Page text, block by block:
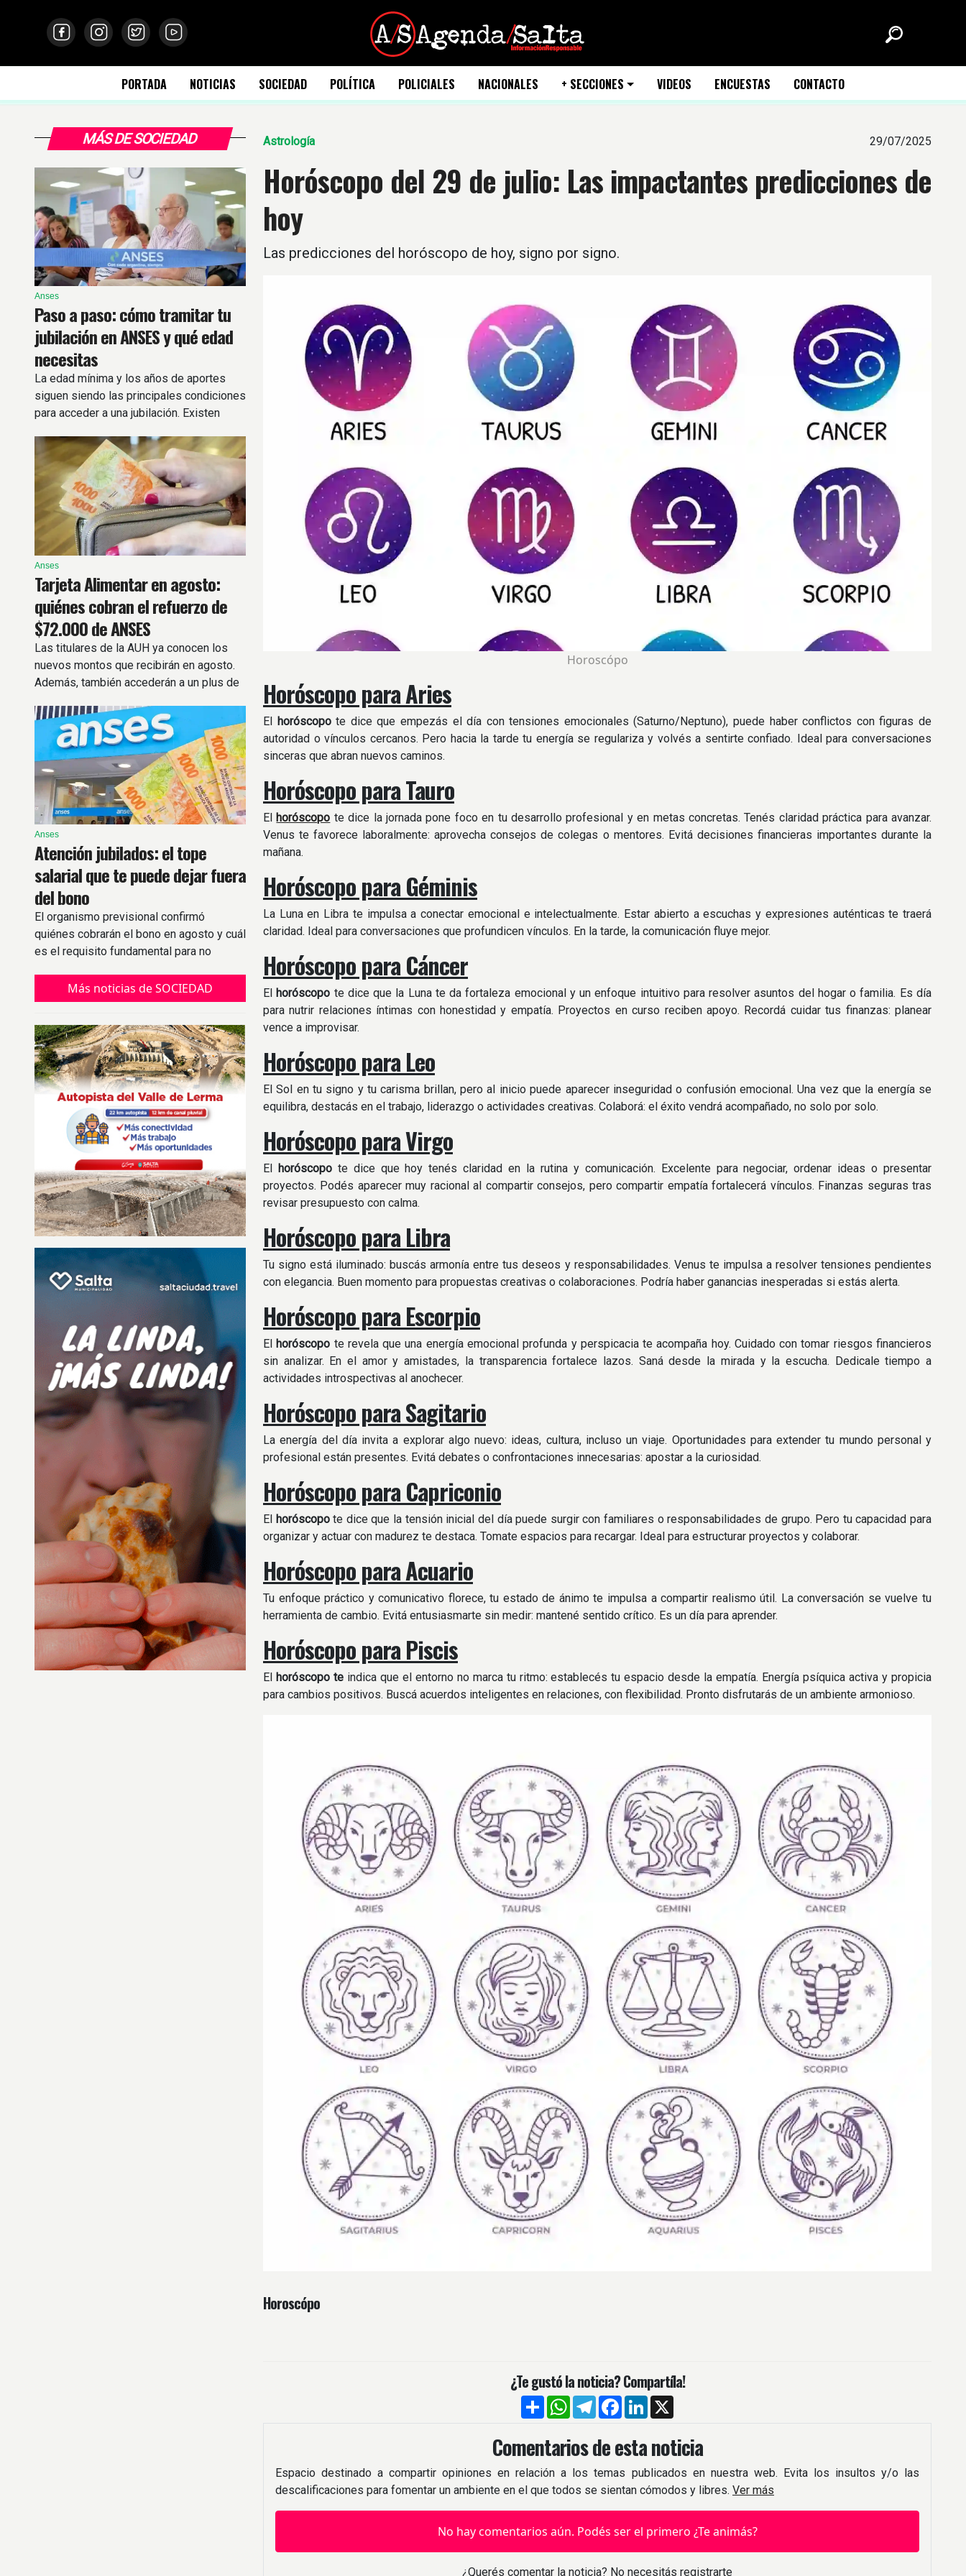
PORTADA NOTICIAS SOCIEDAD POLÍTICA POLICIALES NACIONALES + SECCIONES VIDEOS ENCUESTAS CONTACTO
MÁS DE SOCIEDAD
Anses
Paso a paso: cómo tramitar tu
jubilación en ANSES y qué edad
necesitas
La edad mínima y los años de aportes
siguen siendo las principales condiciones
para acceder a una jubilación. Existen
Anses
Tarjeta Alimentar en agosto:
quiénes cobran el refuerzo de
$72.000 de ANSES
Las titulares de la AUH ya conocen los
nuevos montos que recibirán en agosto.
Además, también accederán a un plus de
Anses
Atención jubilados: el tope
salarial que te puede dejar fuera
del bono
El organismo previsional confirmó
quiénes cobrarán el bono en agosto y cuál
es el requisito fundamental para no
Más noticias de SOCIEDAD
Astrología 29/07/2025
Horóscopo del 29 de julio: Las impactantes predicciones de
hoy
Las predicciones del horóscopo de hoy, signo por signo.
Horoscópo
Horóscopo para Aries
El horóscopote dice que empezás el día con tensiones emocionales (Saturno/Neptuno), puede haber conflictos con figuras de
autoridad o vínculos cercanos. Pero hacia la tarde tu energía se regulariza y volvés a sentirte confiado. Ideal para conversaciones
sinceras que abran nuevos caminos.
Horóscopo para Tauro
Elhoróscopo te dice la jornada pone foco en tu desarrollo profesional y en metas concretas. Tenés claridad práctica para avanzar.
Venus te favorece laboralmente: aprovecha consejos de colegas o mentores. Evitá decisiones financieras importantes durante la
mañana.
Horóscopo para Géminis
La Luna en Libra te impulsa a conectar emocional e intelectualmente. Estar abierto a escuchas y expresiones auténticas te traerá
claridad. Ideal para conversaciones que profundicen vínculos. En la tarde, la comunicación fluye mejor.
Horóscopo para Cáncer
El horóscopo te dice que la Luna te da fortaleza emocional y un enfoque intuitivo para resolver asuntos del hogar o familia. Es día
para nutrir relaciones íntimas con honestidad y empatía. Proyectos en curso reciben apoyo. Recordá cuidar tus finanzas: planear
vence a improvisar.
Horóscopo para Leo
El Sol en tu signo y tu carisma brillan, pero al inicio puede aparecer inseguridad o confusión emocional. Una vez que la energía se
equilibra, destacás en el trabajo, liderazgo o actividades creativas. Colaborá: el éxito vendrá acompañado, no solo por solo.
Horóscopo para Virgo
El horóscopote dice que hoy tenés claridad en la rutina y comunicación. Excelente para negociar, ordenar ideas o presentar
proyectos. Podés aparecer muy racional al compartir consejos, pero compartir empatía fortalecerá vínculos. Finanzas seguras tras
revisar presupuesto con calma.
Horóscopo para Libra
Tu signo está iluminado: buscás armonía entre tus deseos y responsabilidades. Venus te impulsa a resolver tensiones pendientes
con elegancia. Buen momento para propuestas creativas o colaboraciones. Podría haber ganancias inesperadas si estás alerta.
Horóscopo para Escorpio
El horóscopo te revela que una energía emocional profunda y perspicacia te acompaña hoy. Cuidado con tomar riesgos financieros
sin analizar. En el amor y amistades, la transparencia fortalece lazos. Saná desde la mirada y la escucha. Dedicale tiempo a
actividades introspectivas al anochecer.
Horóscopo para Sagitario
La energía del día invita a explorar algo nuevo: ideas, cultura, incluso un viaje. Oportunidades para extender tu mundo personal y
profesional están presentes. Evitá debates o confrontaciones innecesarias: apostar a la curiosidad.
Horóscopo para Capriconio
El horóscopote dice que la tensión inicial del día puede surgir con familiares o responsabilidades de grupo. Pero tu capacidad para
organizar y actuar con madurez te destaca. Tomate espacios para recargar. Ideal para estructurar proyectos y colaborar.
Horóscopo para Acuario
Tu enfoque práctico y comunicativo florece, tu estado de ánimo te impulsa a compartir realismo útil. La conversación se vuelve tu
herramienta de cambio. Evitá entusiasmarte sin medir: mantené sentido crítico. Es un día para aprender.
Horóscopo para Piscis
El horóscopo te indica que el entorno no marca tu ritmo: establecés tu espacio desde la empatía. Energía psíquica activa y propicia
para cambios positivos. Buscá acuerdos inteligentes en relaciones, con flexibilidad. Pronto disfrutarás de un ambiente armonioso.
Horoscópo
¿Te gustó la noticia? Compartíla!
CompartirWhatsApp
TelegramFacebook
LinkedIn
Comentarios de esta noticia
Espacio destinado a compartir opiniones en relación a los temas publicados en nuestra web. Evita los insultos y/o las
descalificaciones para fomentar un ambiente en el que todos se sientan cómodos y libres. Ver más
No hay comentarios aún. Podés ser el primero ¿Te animás?
¿Querés comentar la noticia? No necesitás registrarte